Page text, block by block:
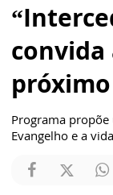
convida
Programa
Evangelho e a